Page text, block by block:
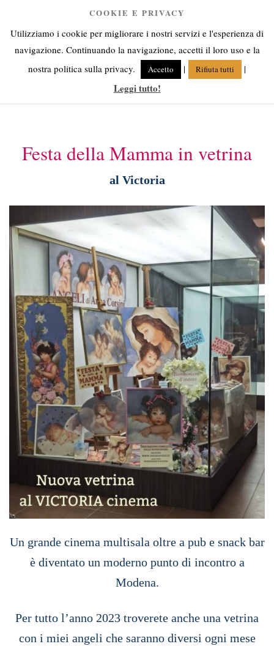
contenuto
Anna Corsini
Angeli fra cielo e terra
Menu
Festa della Mamma in vetrina
al Victoria
Un grande cinema multisala oltre a pub e snack bar
è diventato un moderno punto di incontro a
Modena.
Per tutto l’anno 2023 troverete anche una vetrina
con i miei angeli che saranno diversi ogni mese
COOKIE E PRIVACY
Utilizziamo i cookie per migliorare i nostri servizi e l'esperienza di
navigazione. Continuando la navigazione, accetti il loro uso e la
nostra politica sulla privacy.
Accetto | Rifiuta tutti |
Leggi tutto!